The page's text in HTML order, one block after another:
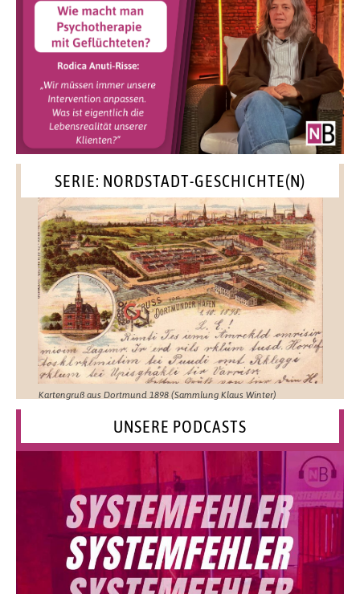
SERIE: NORDSTADT-GESCHICHTE(N)
Kartengruß aus Dortmund 1898 (Sammlung Klaus Winter)
UNSERE PODCASTS